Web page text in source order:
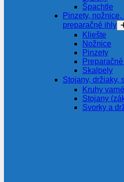
Špachtle
Pinzety,
preparačné ihly
Kliešte
Nožnice
Pinzety
Skalpely
Stojany, držiaky,
Kruhy
Stojany
Svorky a